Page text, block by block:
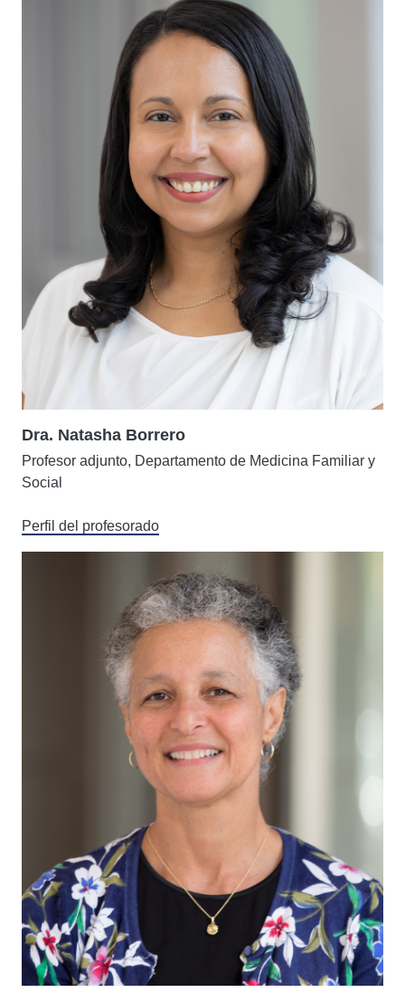
Dra. Natasha Borrero
Profesor adjunto, Departamento de Medicina Familiar y
Social
Perfil del profesorado